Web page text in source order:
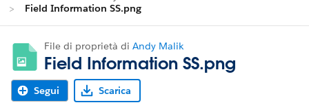
Field Information SS.png
File di proprietà di Andy Malik
Field Information SS.png
Segui Scarica